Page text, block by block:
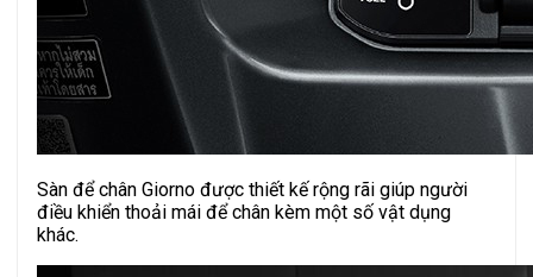
Sàn để chân Giorno được thiết kế rộng rãi giúp người
điều khiển thoải mái để chân kèm một số vật dụng
khác.